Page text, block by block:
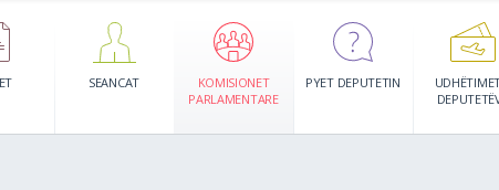
SEANCAT
KOMISIONET
PARLAMENTARE
PYET DEPUTETIN